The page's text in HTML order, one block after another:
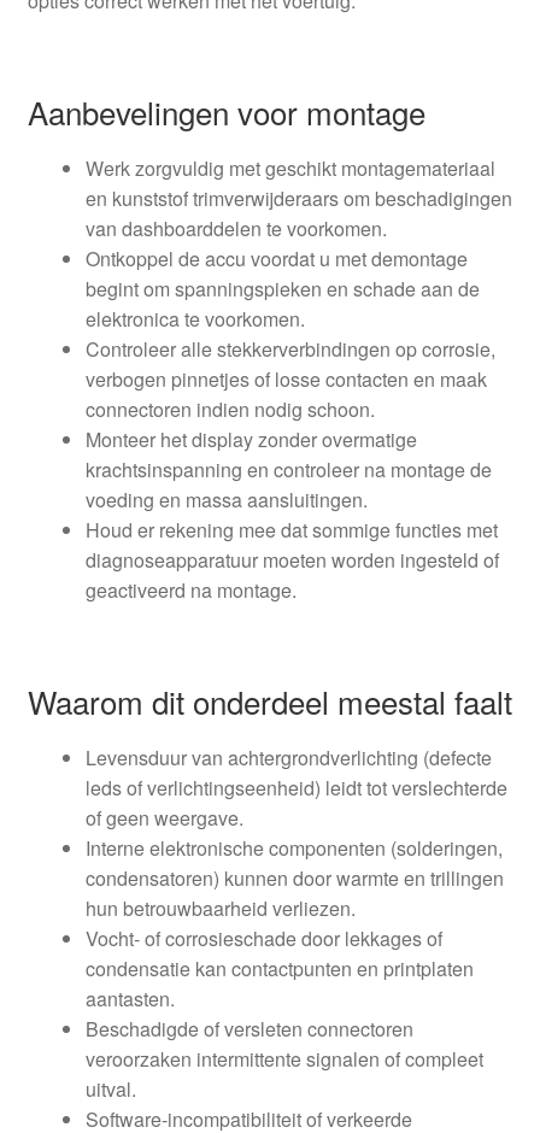
Aanbevelingen voor montage
Werk zorgvuldig met geschikt montagemateriaal
en kunststof trimverwijderaars om beschadigingen
van dashboarddelen te voorkomen.
Ontkoppel de accu voordat u met demontage
begint om spanningspieken en schade aan de
elektronica te voorkomen.
Controleer alle stekkerverbindingen op corrosie,
verbogen pinnetjes of losse contacten en maak
connectoren indien nodig schoon.
Monteer het display zonder overmatige
krachtsinspanning en controleer na montage de
voeding en massa aansluitingen.
Houd er rekening mee dat sommige functies met
diagnoseapparatuur moeten worden ingesteld of
geactiveerd na montage.
Waarom dit onderdeel meestal faalt
Levensduur van achtergrondverlichting (defecte
leds of verlichtingseenheid) leidt tot verslechterde
of geen weergave.
Interne elektronische componenten (solderingen,
condensatoren) kunnen door warmte en trillingen
hun betrouwbaarheid verliezen.
Vocht- of corrosieschade door lekkages of
condensatie kan contactpunten en printplaten
aantasten.
Beschadigde of versleten connectoren
veroorzaken intermittente signalen of compleet
uitval.
Software-incompatibiliteit of verkeerde